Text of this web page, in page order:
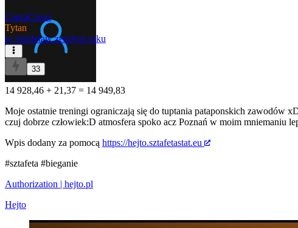
CapraCrepa
Tytan
w Sztafetaw zeszłym roku
33
14 928,46 + 21,37 = 14 949,83
Moje ostatnie treningi ograniczają się do tuptania pataponskich zawodów
czuj dobrze człowiek:D atmosfera spoko acz Poznań w moim mniemaniu
Wpis dodany za pomocą https://hejto.sztafetastat.eu
#sztafeta #bieganie
Authorization | hejto.pl
Hejto